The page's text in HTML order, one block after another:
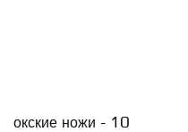
окские ножи - 10